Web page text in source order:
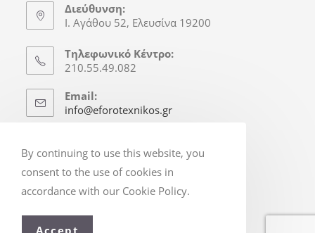
Διεύθυνση:
Ι. Αγάθου 52, Ελευσίνα 19200
Τηλεφωνικό Κέντρο:
210.55.49.082
Email:
info@eforotexnikos.gr
Δευτ.-Παρ.: 8:30-16:30
(Απόγ. & Σ/Κ κατόπιν Ραντεβού)
By continuing to use this website, you
consent to the use of cookies in
accordance with our Cookie Policy.
Accept